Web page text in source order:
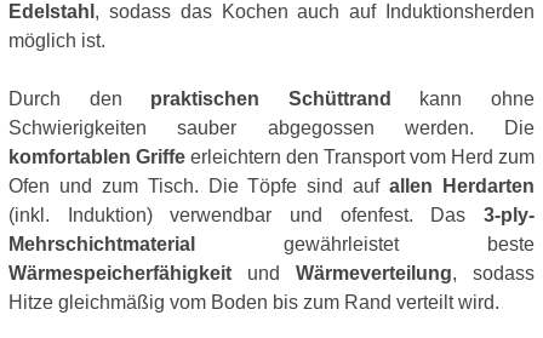
Edelstahl , sodass das Kochen auch auf Induktionsherden
möglich ist.
Durch den praktischen Schüttrand
kann ohne
Schwierigkeiten sauber abgegossen werden. Die
komfortablen Griffe erleichtern den Transport vom Herd zum
Ofen und zum Tisch. Die Töpfe sind aufallen Herdarten
(inkl. Induktion) verwendbar und ofenfest. Das 3-ply-
Mehrschichtmaterial gewährleistet beste
Wärmespeicherfähigkeit und Wärmeverteilung, sodass
Hitze gleichmäßig vom Boden bis zum Rand verteilt wird.